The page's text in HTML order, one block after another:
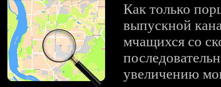
Как только
выпускной
мчащихся со
увеличению